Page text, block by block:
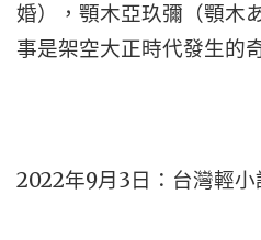
婚），顎木亞玖彌（顎木
事是架空大正時代發生的
2022年9月3日：台灣輕小